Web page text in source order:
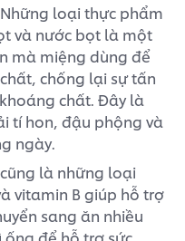
loại thực phẩm
và nước bọt là một
mà miệng dùng để
chống lại sự tấn
chất. Đây là
tí hon, đậu phộng và
ngày.
là những loại
vitamin B giúp hỗ trợ
sang ăn nhiều
ống để hỗ trợ sức